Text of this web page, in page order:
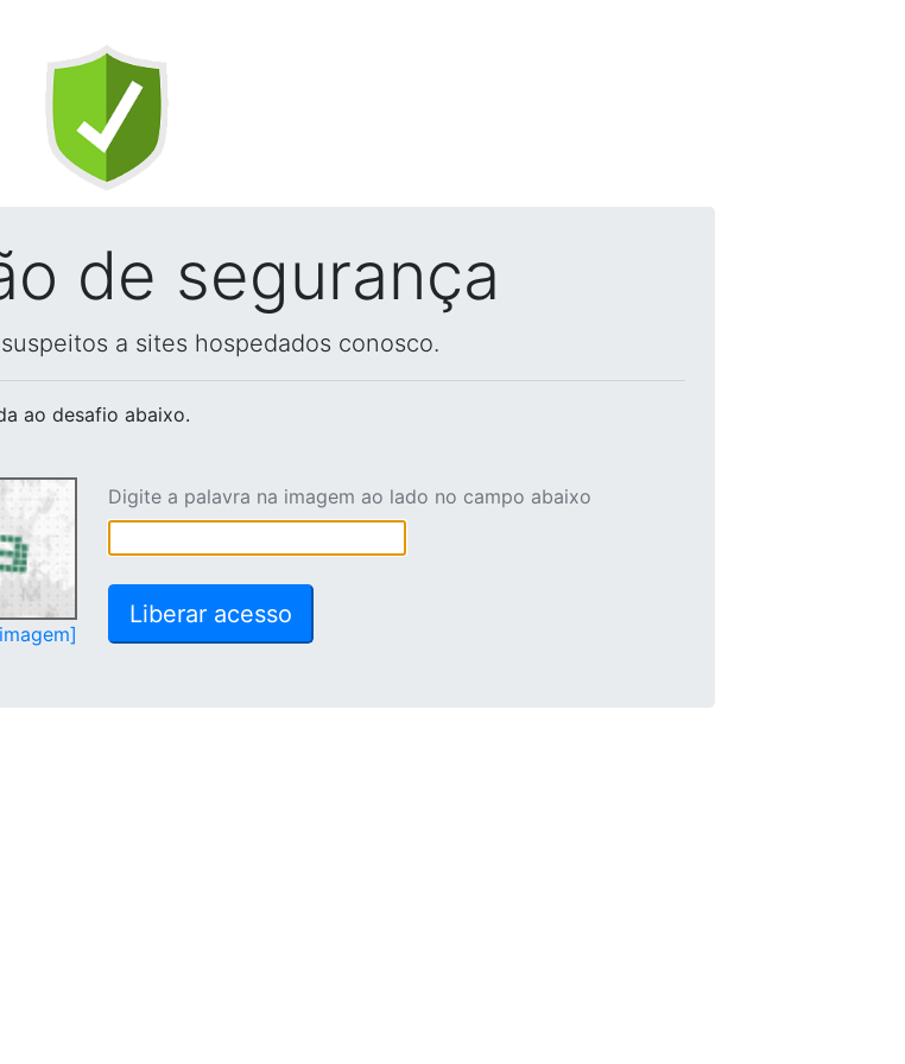
de segurança
a sites hospedados conosco.
ao desafio abaixo.
Digite a palavra na imagem ao lado no campo abaixo